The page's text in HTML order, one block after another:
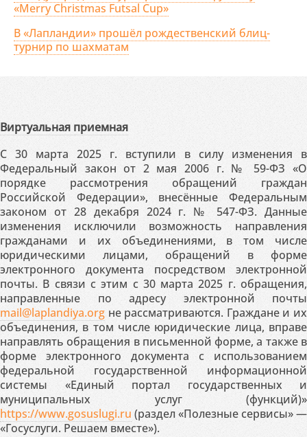
«Merry Christmas Futsal Cup»
В «Лапландии» прошёл рождественский блиц-
турнир по шахматам
Виртуальная приемная
С 30 марта 2025 г. вступили в силу изменения в
Федеральный закон от 2 мая 2006 г. № 59-ФЗ «О
порядке рассмотрения обращений граждан
Российской Федерации», внесённые Федеральным
законом от 28 декабря 2024 г. № 547-ФЗ. Данные
изменения исключили возможность направления
гражданами и их объединениями, в том числе
юридическими лицами, обращений в форме
электронного документа посредством электронной
почты. В связи с этим с 30 марта 2025 г. обращения,
направленные по адресу электронной почты
mail@laplandiya.org не рассматриваются. Граждане и их
объединения, в том числе юридические лица, вправе
направлять обращения в письменной форме, а также в
форме электронного документа с использованием
федеральной государственной информационной
системы «Единый портал государственных и
муниципальных услуг (функций)»
https://www.gosuslugi.ru (раздел «Полезные сервисы» —
«Госуслуги. Решаем вместе»).